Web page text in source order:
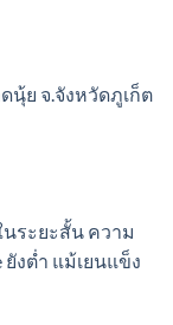
ย จ.จังหวัดภูเก็ต
นระยะสั้น ความ
ยังต่ำ แม้เยนแข็ง